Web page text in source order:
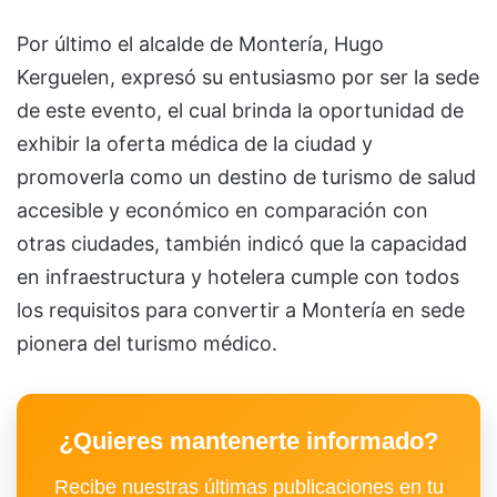
Por último el alcalde de Montería, Hugo
Kerguelen, expresó su entusiasmo por ser la sede
de este evento, el cual brinda la oportunidad de
exhibir la oferta médica de la ciudad y
promoverla como un destino de turismo de salud
accesible y económico en comparación con
otras ciudades, también indicó que la capacidad
en infraestructura y hotelera cumple con todos
los requisitos para convertir a Montería en sede
pionera del turismo médico.
¿Quieres mantenerte informado?
Recibe nuestras últimas publicaciones en tu